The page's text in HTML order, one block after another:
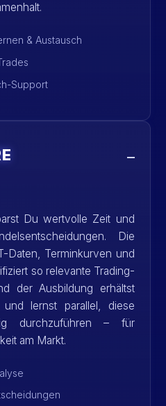
& Austausch
Support
Du wertvolle Zeit und
Die
Daten, Terminkurven und
so relevante Trading-
der Ausbildung erhältst
lernst parallel, diese
durchzuführen – für
am Markt.